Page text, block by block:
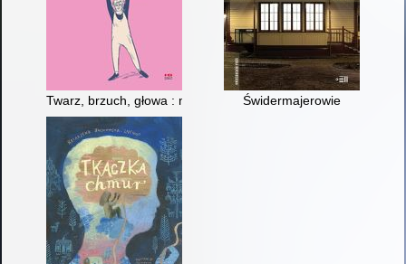
Twarz, brzuch, głowa : memeuar graficznyŚwidermajerowie